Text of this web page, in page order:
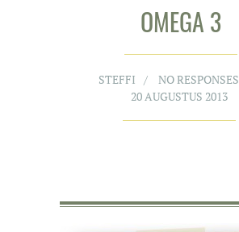
OMEGA 3
STEFFI
NO RESPONSES
20 AUGUSTUS 2013